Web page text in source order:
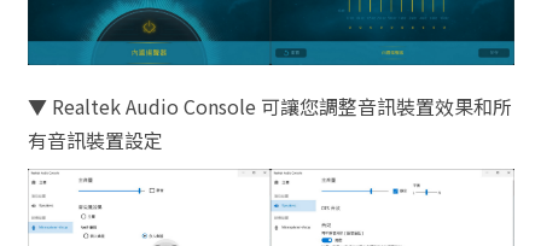
▼ Realtek Audio Console 可讓您調整音訊裝置效果和所
有音訊裝置設定